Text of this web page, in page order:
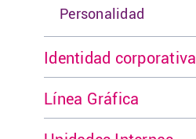
Personalidad
Identidad corporativa
Línea Gráfica